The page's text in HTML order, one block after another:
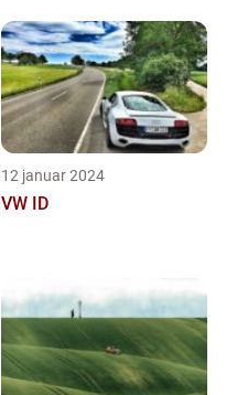
12 januar 2024
VW ID